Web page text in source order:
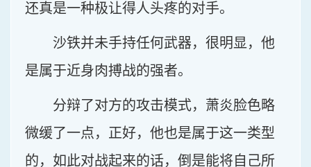
还真是一种极让得人头疼的对手。
沙铁并未手持任何武器，很明显，他
是属于近身肉搏战的强者。
分辩了对方的攻击模式，萧炎脸色略
微缓了一点，正好，他也是属于这一类型
的，如此对战起来的话，倒是能将自己所